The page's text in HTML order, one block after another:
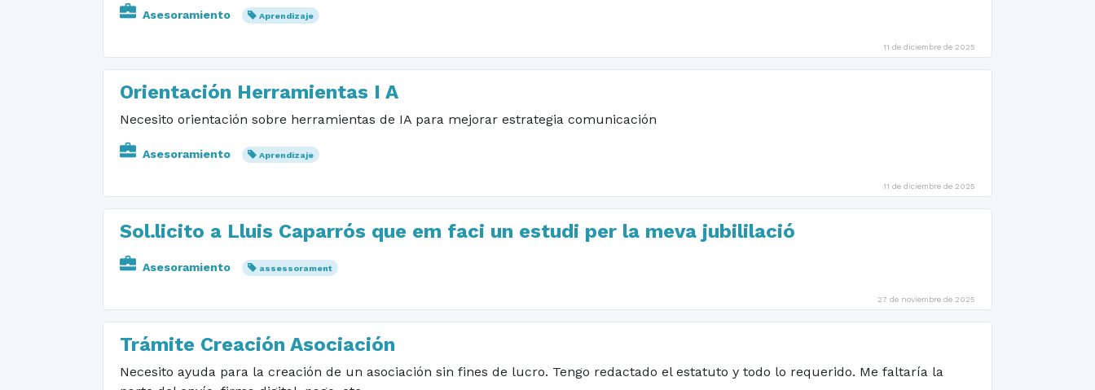
Asesoramiento Aprendizaje
11 de diciembre de 2025
Orientación Herramientas I A
Necesito orientación sobre herramientas de IA para mejorar estrategia comunicación
Asesoramiento Aprendizaje
11 de diciembre de 2025
Sol.licito a Lluis Caparrós que em faci un estudi per la meva jubililació
Asesoramiento assessorament
27 de noviembre de 2025
Trámite Creación Asociación
Necesito ayuda para la creación de un asociación sin fines de lucro. Tengo redactado el estatuto y todo lo requerido. Me faltaría la